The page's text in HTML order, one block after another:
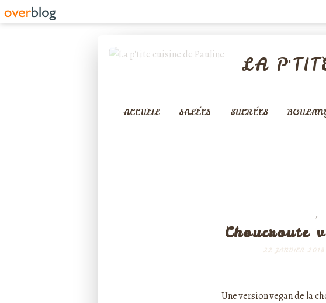
LA
ACCUEIL SALÉES SUCRÉES
,
Choucroute
22 JANVIER 2018
Une version vegan de la